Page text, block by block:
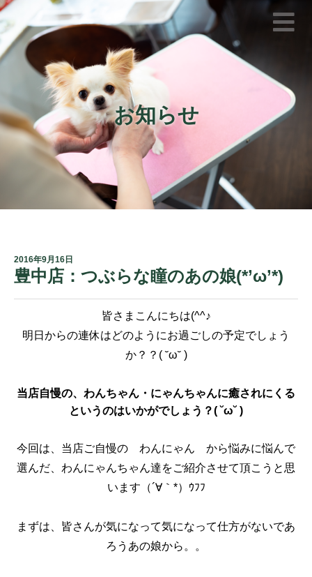
お知らせ
2016年9月16日
豊中店：つぶらな瞳のあの娘(*’ω’*)
皆さまこんにちは(^^♪
明日からの連休はどのようにお過ごしの予定でしょう
か？？( ˘ω˘ )
当店自慢の、わんちゃん・にゃんちゃんに癒されにくる
というのはいかがでしょう？( ˘ω˘ )
今回は、当店ご自慢の わんにゃん から悩みに悩んで
選んだ、わんにゃんちゃん達をご紹介させて頂こうと思
います（´∀｀*）ｳﾌﾌ
まずは、皆さんが気になって気になって仕方がないであ
ろうあの娘から。。